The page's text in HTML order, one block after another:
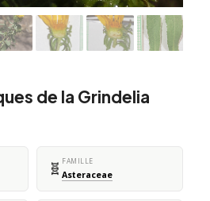
de la Grindelia
🧬 FAMILLE
Asteraceae